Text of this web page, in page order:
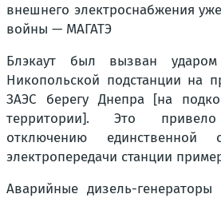
внешнего электроснабжения
войны — МАГАТЭ
Блэкаут был вызван
Никопольской подстанции на
ЗАЭС берегу Днепра [на
территории]. Это
отключению единственной
электропередачи станции
Аварийные дизель-генераторы